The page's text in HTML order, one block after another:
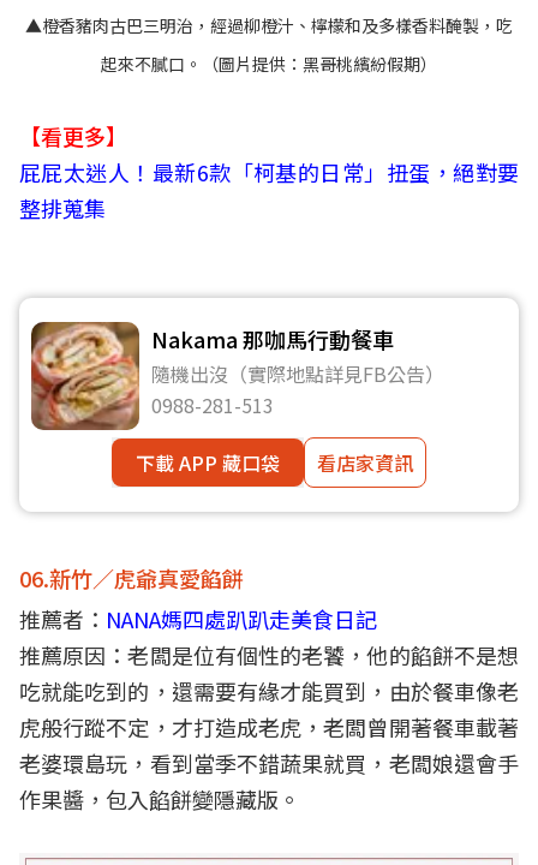
▲橙香豬肉古巴三明治，經過柳橙汁、檸檬和及多樣香料醃製，吃
起來不膩口。（圖片提供：黑哥桃繽紛假期）
【看更多】
屁屁太迷人！最新6款「柯基的日常」扭蛋，絕對要
整排蒐集
Nakama 那咖馬行動餐車
隨機出沒（實際地點詳見FB公告）
0988-281-513
下載 APP 藏口袋
看店家資訊
06.新竹／虎爺真愛餡餅
推薦者： NANA媽四處趴趴走美食日記
推薦原因：老闆是位有個性的老饕，他的餡餅不是想
吃就能吃到的，還需要有緣才能買到，由於餐車像老
虎般行蹤不定，才打造成老虎，老闆曾開著餐車載著
老婆環島玩，看到當季不錯蔬果就買，老闆娘還會手
作果醬，包入餡餅變隱藏版。